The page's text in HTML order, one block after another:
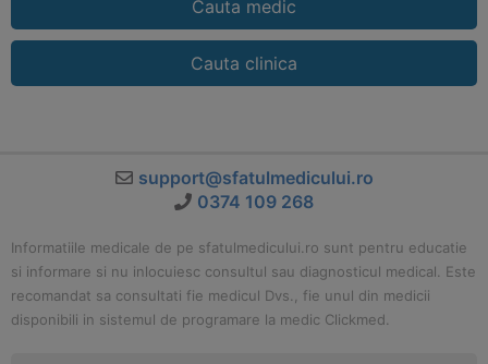
Cauta medic
Cauta clinica
support@sfatulmedicului.ro
0374 109 268
Informatiile medicale de pe sfatulmedicului.ro sunt pentru educatie
si informare si nu inlocuiesc consultul sau diagnosticul medical. Este
recomandat sa consultati fie medicul Dvs., fie unul din medicii
disponibili in sistemul de programare la medic Clickmed.